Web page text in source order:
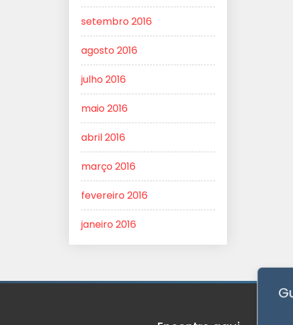
setembro 2016
agosto 2016
julho 2016
maio 2016
abril 2016
março 2016
fevereiro 2016
janeiro 2016